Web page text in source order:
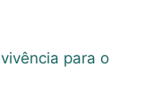
para o